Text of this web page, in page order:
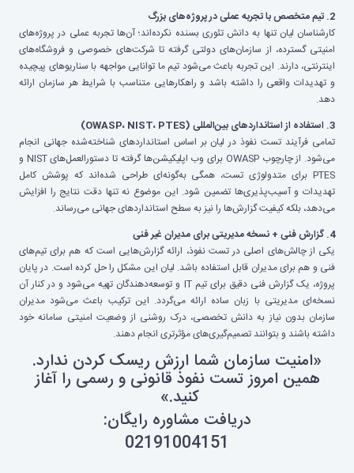
2. تیم متخصص با تجربه عملی در پروژه‌های بزرگ
کارشناسان لیان تنها به دانش تئوری بسنده نکرده‌اند؛ آن‌ها تجربه عملی در پروژه‌های
امنیتی گسترده، از سازمان‌های دولتی گرفته تا شرکت‌های خصوصی و فروشگاه‌های
اینترنتی، دارند. این تجربه باعث می‌شود تیم ما توانایی مواجهه با سناریوهای پیچیده
و تهدیدات واقعی را داشته باشد و راهکارهایی متناسب با شرایط هر سازمان ارائه
دهد.
3. استفاده از استانداردهای بین‌المللی (OWASP، NIST، PTES)
تمامی فرآیند تست نفوذ در لیان بر اساس استانداردهای شناخته‌شده جهانی انجام
می‌شود. از چارچوب OWASP برای وب اپلیکیشن‌ها گرفته تا دستورالعمل‌های NIST و
PTES برای متدولوژی تست، همگی به‌گونه‌ای طراحی شده‌اند که پوشش کامل
تهدیدات و آسیب‌پذیری‌ها تضمین شود. این موضوع نه تنها دقت نتایج را افزایش
می‌دهد، بلکه کیفیت گزارش‌ها را نیز به سطح استانداردهای جهانی می‌رساند.
4. گزارش فنی + نسخه مدیریتی برای مدیران غیر فنی
یکی از چالش‌های اصلی در تست نفوذ، ارائه گزارش‌هایی است که هم برای تیم‌های
فنی و هم برای مدیران قابل استفاده باشد. لیان این مشکل را حل کرده است. در پایان
پروژه، یک گزارش فنی دقیق برای تیم IT و توسعه‌دهندگان تهیه می‌شود و در کنار آن
نسخه‌ای مدیریتی با زبان ساده ارائه می‌گردد. این ترکیب باعث می‌شود مدیران
سازمان بدون نیاز به دانش تخصصی، درک روشنی از وضعیت امنیتی سامانه خود
داشته باشند و بتوانند تصمیم‌گیری‌های مؤثرتری انجام دهند.
«امنیت سازمان شما ارزش ریسک کردن ندارد.
همین امروز تست نفوذ قانونی و رسمی را آغاز
کنید.»
دریافت مشاوره رایگان:
02191004151